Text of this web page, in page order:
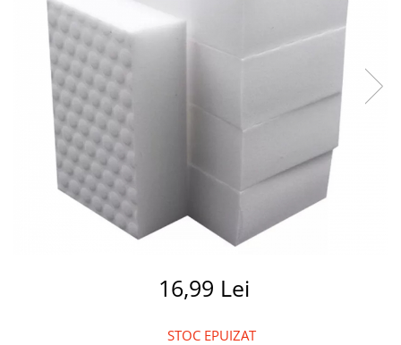
Unicorni si Curcubee
Baloane metalice
Baloane retro
Baloane litere
Baloane personalizate
Kituri baloane
16,99 Lei
STOC EPUIZAT